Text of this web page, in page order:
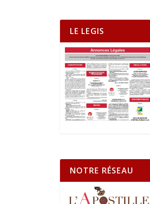
LE LEGIS
NOTRE RÉSEAU